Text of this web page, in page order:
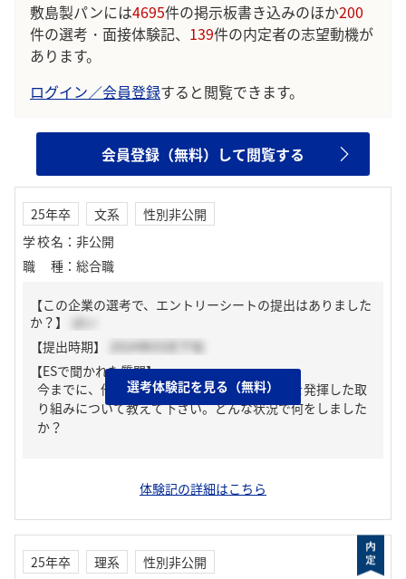
敷島製パンには4695件の掲示板書き込みのほか200
件の選考・面接体験記、 139件の内定者の志望動機が
あります。
ログイン／会員登録すると閲覧できます。
会員登録（無料）して閲覧する
25年卒 文系
性別非公開
学校名 ： 非公開
職種 ： 総合職
【この企業の選考で、エントリーシートの提出はありました
か？】
はい
【提出時期】
2024年03月下旬
【ESで聞かれた質問】
今までに、他者を巻き込んでリーダーシップを発揮した取
り組みについて教えて下さい。どんな状況で何をしました
か？
体験記の詳細はこちら
選考体験記を見る（無料）
25年卒 理系
性別非公開